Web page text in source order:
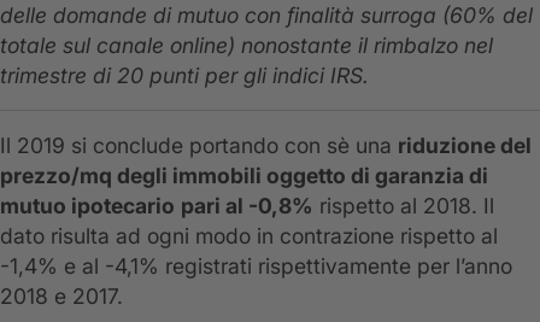
delle domande di mutuo con finalità surroga (60% del
totale sul canale online) nonostante il rimbalzo nel
trimestre di 20 punti per gli indici IRS.
Il 2019 si conclude portando con sè una riduzione del
prezzo/mq degli immobili oggetto di garanzia di
mutuo ipotecario pari al -0,8% rispetto al 2018. Il
dato risulta ad ogni modo in contrazione rispetto al
-1,4% e al -4,1% registrati rispettivamente per l’anno
2018 e 2017.